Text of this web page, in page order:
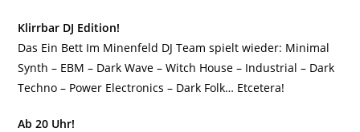
Klirrbar DJ Edition!
Das Ein Bett Im Minenfeld DJ Team spielt wieder: Minimal
Synth – EBM – Dark Wave – Witch House – Industrial – Dark
Techno – Power Electronics – Dark Folk… Etcetera!
Ab 20 Uhr!